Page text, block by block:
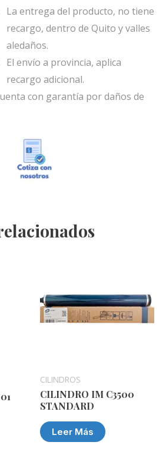
La entrega del producto, no tiene
recargo, dentro de Quito y valles
aledaños.
El envío a provincia, aplica
recargo adicional.
con garantía por daños de
CILINDROS
CILINDRO IM C3500
STANDARD
Leer Más